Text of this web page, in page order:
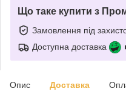
Що таке купити з
Замовлення під
Доступна доставка
Опис Доставка